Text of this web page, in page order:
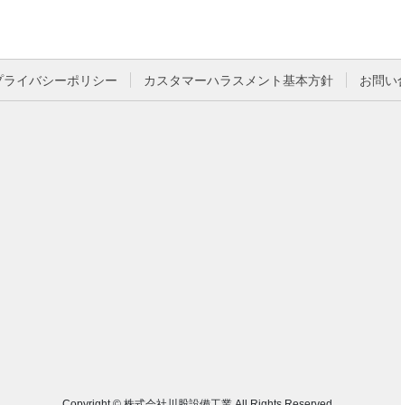
ライバシーポリシー カスタマーハラスメント基本方針 お問い